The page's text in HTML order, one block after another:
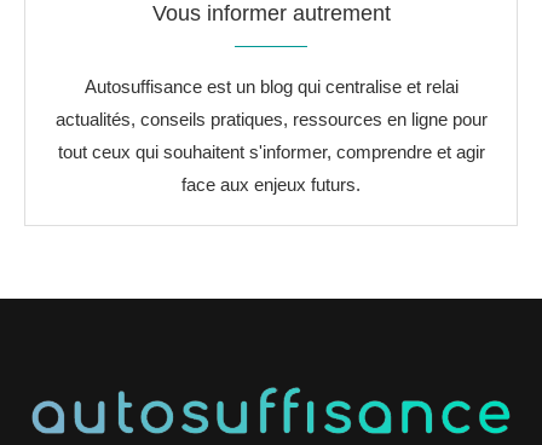
Vous informer autrement
Autosuffisance est un blog qui centralise et relai
actualités, conseils pratiques, ressources en ligne pour
tout ceux qui souhaitent s'informer, comprendre et agir
face aux enjeux futurs.